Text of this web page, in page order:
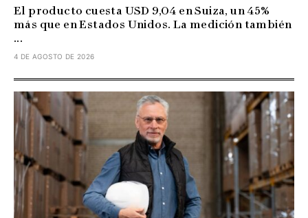
El producto cuesta USD 9,04 en Suiza, un 45%
más que en Estados Unidos. La medición también
...
4 DE AGOSTO DE 2026